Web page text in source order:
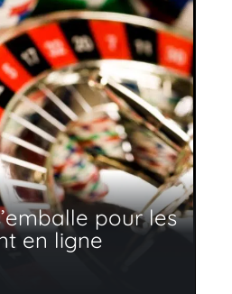
pour les
en ligne